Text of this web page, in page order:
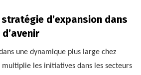
d’expansion dans
une dynamique plus large chez
multiplie les initiatives dans les secteurs